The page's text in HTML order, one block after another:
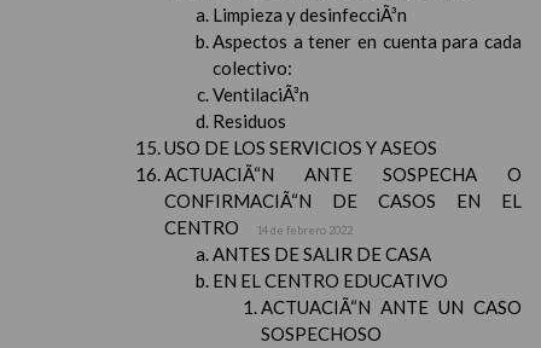
Limpieza y desinfecciÃ³n
Aspectos a tener en cuenta para cada
colectivo:
VentilaciÃ³n
Residuos
USO DE LOS SERVICIOS Y ASEOS
ACTUACIÃ“N ANTE SOSPECHA O
CONFIRMACIÃ“N DE CASOS EN EL
CENTRO
14 de febrero 2022
ANTES DE SALIR DE CASA
EN EL CENTRO EDUCATIVO
ACTUACIÃ“N ANTE UN CASO
SOSPECHOSO